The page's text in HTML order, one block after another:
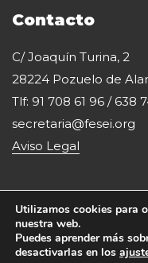
Contacto
C/ Joaquín Turina, 2
28224 Pozuelo de
Tlf: 91 708 61 96 / 638
secretaria@fesei.org
Aviso Legal
Utilizamos cookies para
nuestra web.
Puedes aprender más
desactivarlas en los